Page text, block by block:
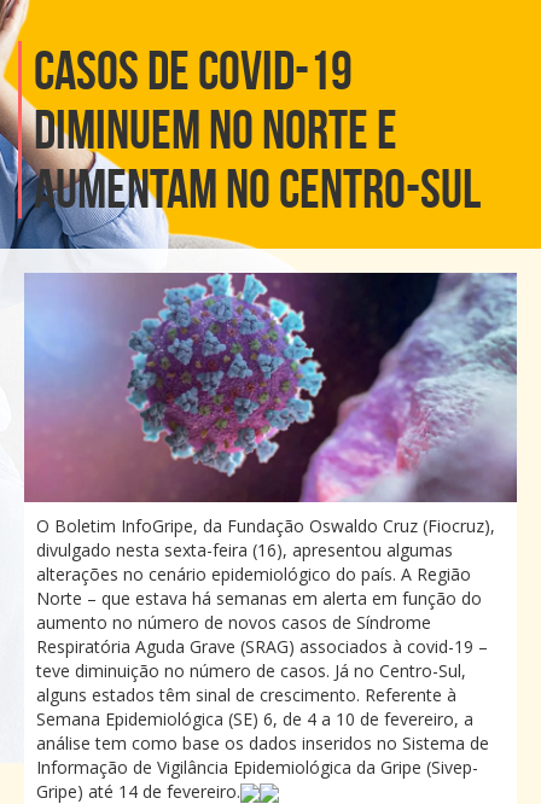
Casos de covid-19
diminuem no Norte e
aumentam no Centro-Sul
O Boletim InfoGripe, da Fundação Oswaldo Cruz (Fiocruz),
divulgado nesta sexta-feira (16), apresentou algumas
alterações no cenário epidemiológico do país. A Região
Norte – que estava há semanas em alerta em função do
aumento no número de novos casos de Síndrome
Respiratória Aguda Grave (SRAG) associados à covid-19 –
teve diminuição no número de casos. Já no Centro-Sul,
alguns estados têm sinal de crescimento. Referente à
Semana Epidemiológica (SE) 6, de 4 a 10 de fevereiro, a
análise tem como base os dados inseridos no Sistema de
Informação de Vigilância Epidemiológica da Gripe (Sivep-
Gripe) até 14 de fevereiro.